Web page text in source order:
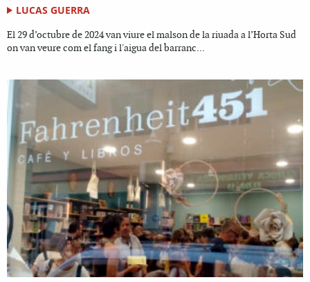
LUCAS GUERRA
El 29 d’octubre de 2024 van viure el malson de la riuada a l’Horta Sud
on van veure com el fang i l'aigua del barranc...